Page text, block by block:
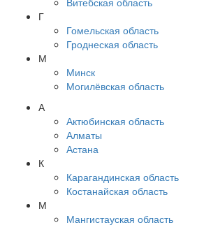
Г
Гомельская область
Гроднеская область
М
Минск
Могилёвская область
А
Актюбинская область
Алматы
Астана
К
Карагандинская область
Костанайская область
М
Мангистауская область